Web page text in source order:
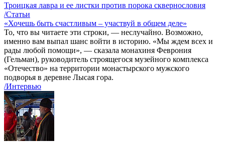
Троицкая лавра и ее листки против порока сквернословия
/Статьи
«Хочешь быть счастливым – участвуй в общем деле»
То, что вы читаете эти строки, — неслучайно. Возможно,
именно вам выпал шанс войти в историю. «Мы ждем всех и
рады любой помощи», — сказала монахиня Феврония
(Гельман), руководитель строящегося музейного комплекса
«Отечество» на территории монастырского мужского
подворья в деревне Лысая гора.
/Интервью